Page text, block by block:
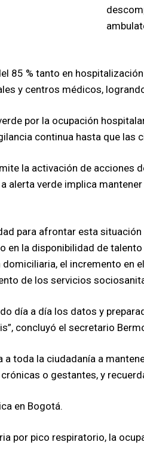
85 % tanto en
y centros médicos,
por la ocupación
continua hasta que las
la activación de acciones
alerta verde implica
para afrontar esta
en la disponibilidad de
el incremento en
de los servicios
día a día los datos y
concluyó el secretario
toda la ciudadanía a
o gestantes, y
en Bogotá.
por pico respiratorio, la